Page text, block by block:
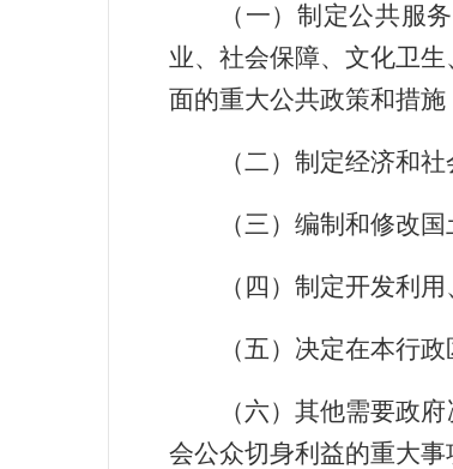
（一）制定公共服
业、社会保障、文化卫
面的重大公共政策和措施
（二）制定经济和
（三）编制和修改
（四）制定开发利
（五）决定在本行
（六）其他需要政
会公众切身利益的重大事